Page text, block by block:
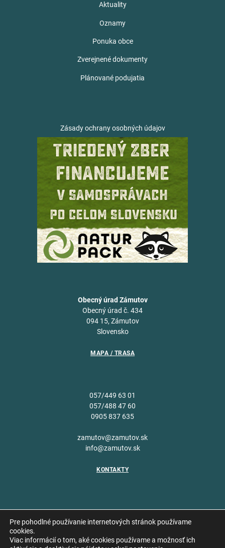
Aktuality
Oznamy
Ponuka obce
Zverejnené dokumenty
Plánované podujatia
Zásady ochrany osobných údajov
Obecný úrad Zámutov
Obecný úrad č. 434
094 15, Zámutov
Slovensko
MAPA / TRASA
057/449 63 01
057/488 47 60
0905 837 635
zamutov@zamutov.sk
info@zamutov.sk
KONTAKTY
Copyright © 2026 Obec
Pre pohodlné používanie internetových stránok používame
cookies.
Viac informácií o tom, aké cookies používame a možnosť ich